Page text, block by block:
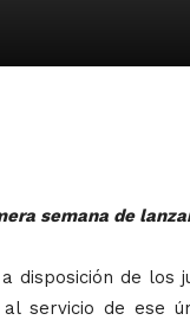
semana de
disposición de los
servicio de ese